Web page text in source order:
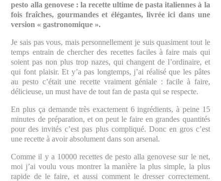
pesto alla genovese : la recette ultime de pasta italiennes à la
fois fraîches, gourmandes et élégantes, livrée ici dans une
version « gastronomique ».
Je sais pas vous, mais personnellement je suis quasiment tout le
temps entrain de chercher des recettes faciles à faire mais qui
soient pas non plus trop nazes, qui changent de l’ordinaire, et
qui font plaisir. Et y’a pas longtemps, j’ai réalisé que les pâtes
au pesto c’était une recette vraiment géniale : facile à faire,
délicieuse, un must have de tout fan de pasta qui se respecte.
En plus ça demande très exactement 6 ingrédients, à peine 15
minutes de préparation, et on peut le faire en grandes quantités
pour des invités c’est pas plus compliqué. Donc en gros c’est
une recette à avoir absolument dans son arsenal.
Comme il y a 10000 recettes de pesto alla genovese sur le net,
moi j’ai voulu vous montrer la manière la plus simple, la plus
rapide de le faire, et aussi comment le dresser correctement.